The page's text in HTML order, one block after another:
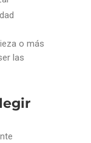
o más
las